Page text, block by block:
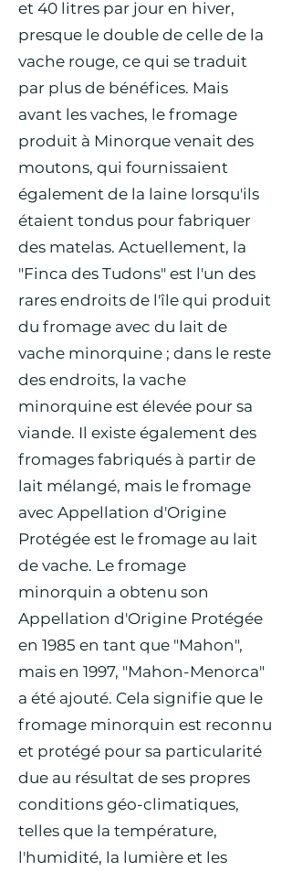
et 40 litres par jour en hiver,
presque le double de celle de la
vache rouge, ce qui se traduit
par plus de bénéfices. Mais
avant les vaches, le fromage
produit à Minorque venait des
moutons, qui fournissaient
également de la laine lorsqu'ils
étaient tondus pour fabriquer
des matelas. Actuellement, la
"Finca des Tudons" est l'un des
rares endroits de l'île qui produit
du fromage avec du lait de
vache minorquine ; dans le reste
des endroits, la vache
minorquine est élevée pour sa
viande. Il existe également des
fromages fabriqués à partir de
lait mélangé, mais le fromage
avec Appellation d'Origine
Protégée est le fromage au lait
de vache. Le fromage
minorquin a obtenu son
Appellation d'Origine Protégée
en 1985 en tant que "Mahon",
mais en 1997, "Mahon-Menorca"
a été ajouté. Cela signifie que le
fromage minorquin est reconnu
et protégé pour sa particularité
due au résultat de ses propres
conditions géo-climatiques,
telles que la température,
l'humidité, la lumière et les